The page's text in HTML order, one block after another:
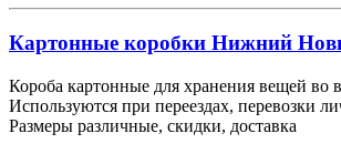
Картонные коробки Нижний
Короба картонные для хранения вещей во
Используются при переездах, перевозки
Размеры различные, скидки, доставка